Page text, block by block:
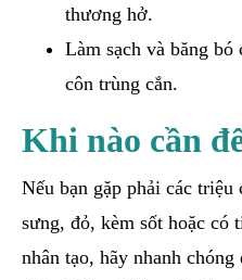
thương hở.
Làm sạch và băng
côn trùng cắn.
Khi nào cần
Nếu bạn gặp phải các
sưng, đỏ, kèm sốt hoặc có
nhân tạo, hãy nhanh